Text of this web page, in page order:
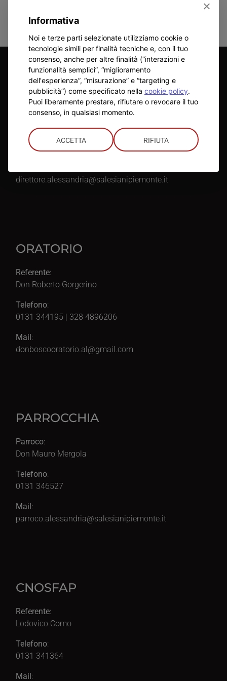
ISTITUTO
Direttore:
Don Mauro Mergola
Telefono
0131 344195
direttore.alessandria@salesianipiemonte.it
ORATORIO
Referente:
Don Roberto Gorgerino
Telefono:
0131 344195 | 328 4896206
Mail:
donboscooratorio.al@gmail.com
PARROCCHIA
Parroco:
Don Mauro Mergola
Telefono:
0131 346527
Mail:
parroco.alessandria@salesianipiemonte.it
CNOSFAP
Referente:
Lodovico Como
Telefono:
0131 341364
Mail:
Informativa
Noi e terze parti selezionate utilizziamo cookie o
tecnologie simili per finalità tecniche e, con il tuo
consenso, anche per altre finalità (“interazioni e
funzionalità semplici”, “miglioramento
dell'esperienza”, “misurazione” e “targeting e
pubblicità”) come specificato nella cookie policy.
Puoi liberamente prestare, rifiutare o revocare il tuo
consenso, in qualsiasi momento.
ACCETTA RIFIUTA